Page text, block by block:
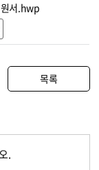
서.hwp
목록
.